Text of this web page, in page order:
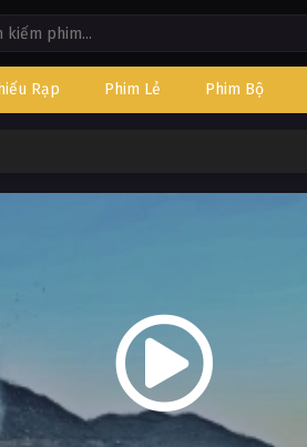
Rạp Phim Lẻ Phim Bộ